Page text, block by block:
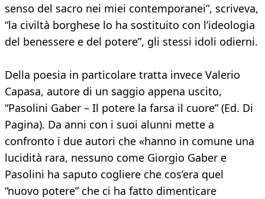
senso del sacro nei miei contemporanei”, scriveva,
“la civiltà borghese lo ha sostituito con l’ideologia
del benessere e del potere”, gli stessi idoli odierni.
Della poesia in particolare tratta invece Valerio
Capasa, autore di un saggio appena uscito,
“Pasolini Gaber – Il potere la farsa il cuore” (Ed. Di
Pagina). Da anni con i suoi alunni mette a
confronto i due autori che «hanno in comune una
lucidità rara, nessuno come Giorgio Gaber e
Pasolini ha saputo cogliere che cos’era quel
“nuovo potere” che ci ha fatto dimenticare